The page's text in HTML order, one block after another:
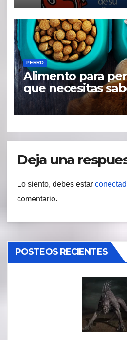
PERRO
Alimento para
que necesitas
dieta saludable
Deja una
Lo siento, debes estar
comentario.
POSTEOS RECIENTES